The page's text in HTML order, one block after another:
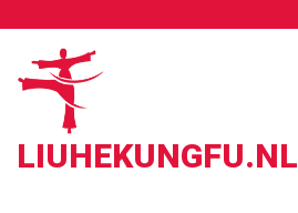
inhoud
LIUHEKUNGFU.NL